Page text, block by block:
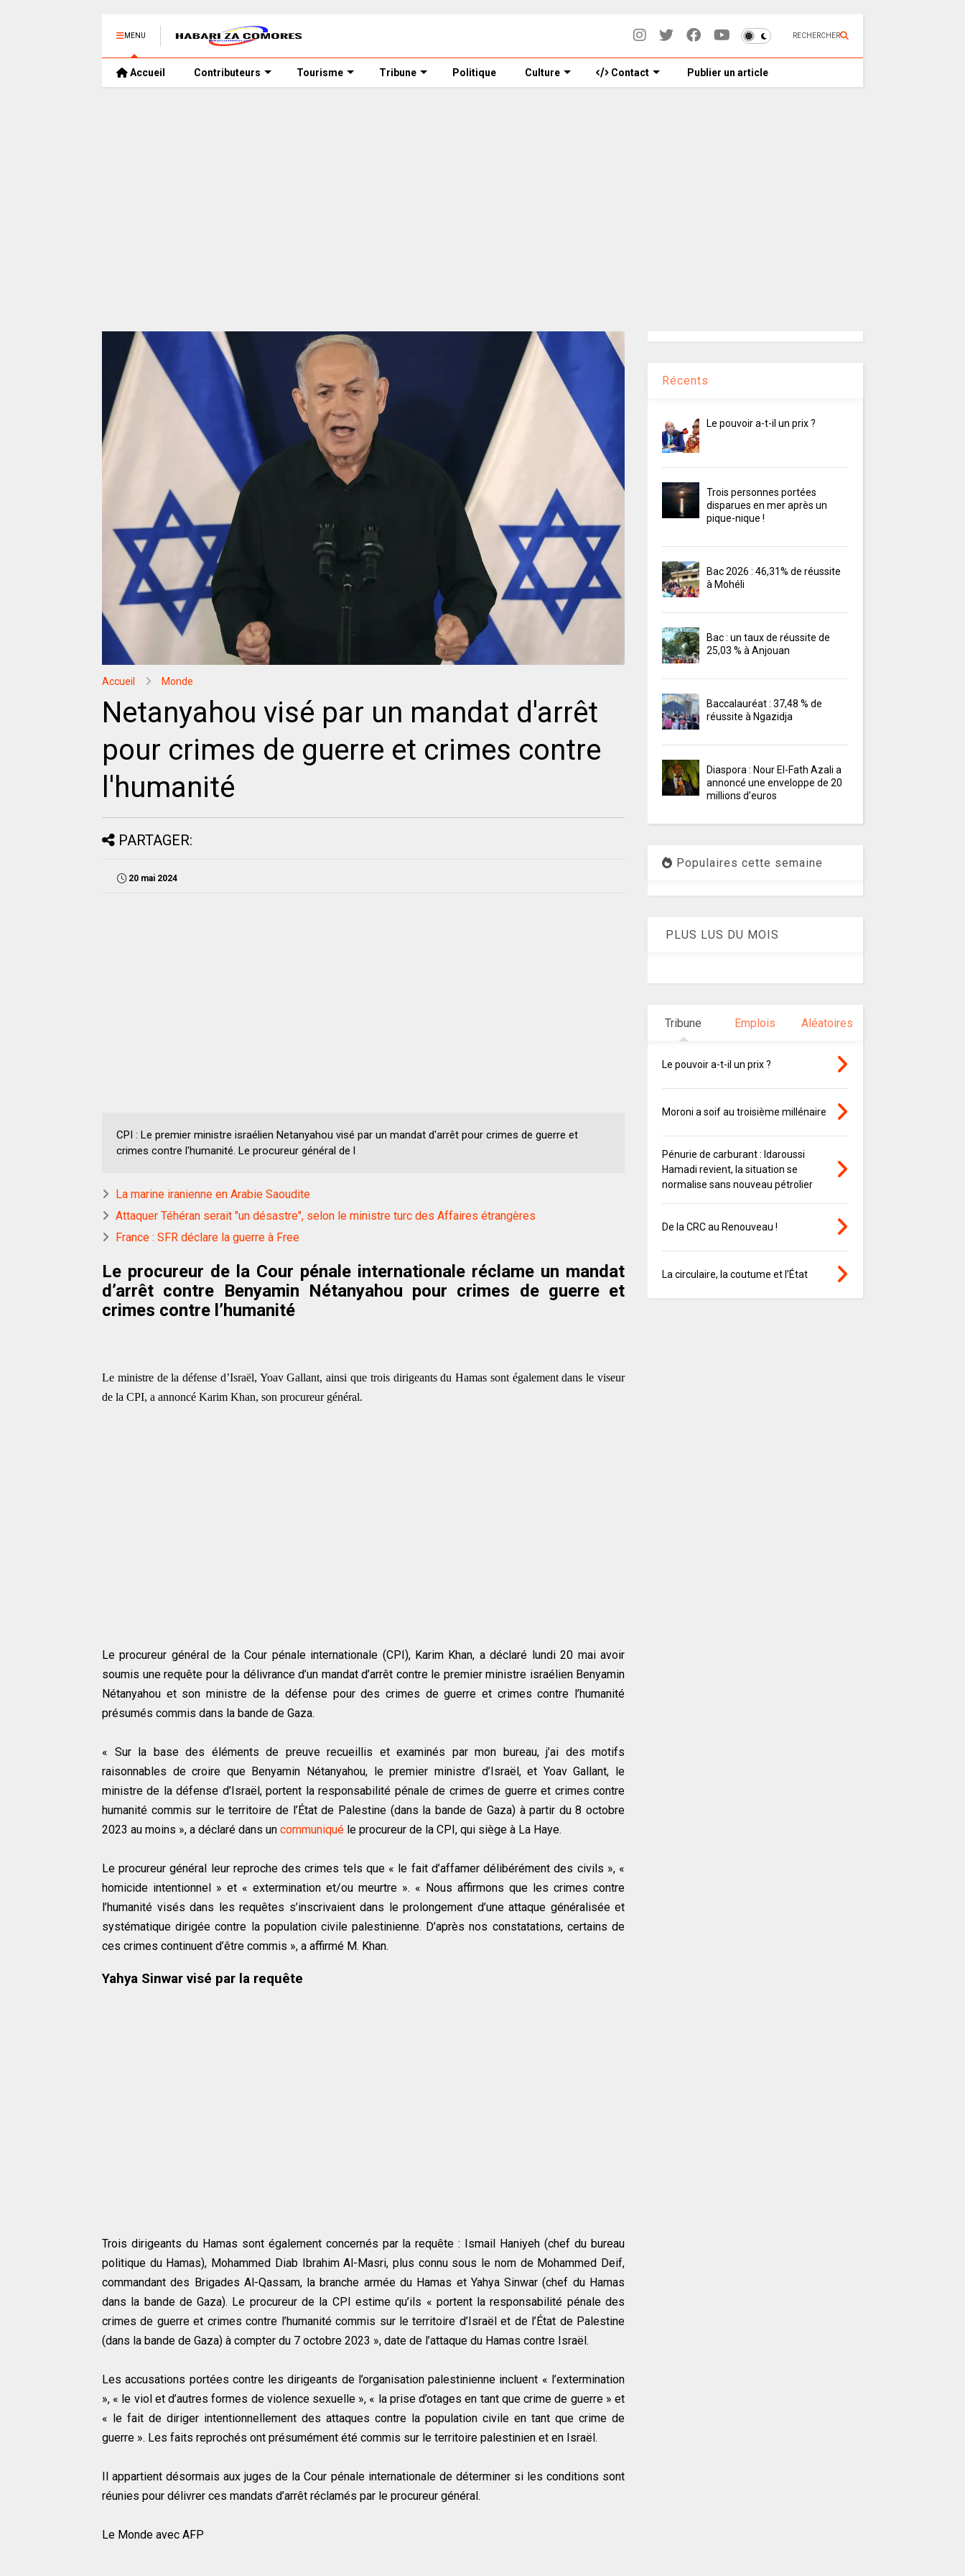
MENU RECHERCHER
Accueil Contributeurs Tourisme Tribune Politique Culture Contact Publier un article
Accueil Monde
Netanyahou visé par un mandat d'arrêt
pour crimes de guerre et crimes contre
l'humanité
PARTAGER:
20 mai 2024
CPI : Le premier ministre israélien Netanyahou visé par un mandat d'arrêt pour crimes de guerre et
crimes contre l'humanité. Le procureur général de l
La marine iranienne en Arabie Saoudite
Attaquer Téhéran serait "un désastre", selon le ministre turc des Affaires étrangères
France : SFR déclare la guerre à Free
Le procureur de la Cour pénale internationale réclame un mandat
d’arrêt contre Benyamin Nétanyahou pour crimes de guerre et
crimes contre l’humanité
Le ministre de la défense d’Israël, Yoav Gallant, ainsi que trois dirigeants du Hamas sont également dans le viseur
de la CPI, a annoncé Karim Khan, son procureur général.
Le procureur général de la Cour pénale internationale (CPI), Karim Khan, a déclaré lundi 20 mai avoir
soumis une requête pour la délivrance d’un mandat d’arrêt contre le premier ministre israélien Benyamin
Nétanyahou et son ministre de la défense pour des crimes de guerre et crimes contre l’humanité
présumés commis dans la bande de Gaza.
« Sur la base des éléments de preuve recueillis et examinés par mon bureau, j’ai des motifs
raisonnables de croire que Benyamin Nétanyahou, le premier ministre d’Israël, et Yoav Gallant, le
ministre de la défense d’Israël, portent la responsabilité pénale de crimes de guerre et crimes contre
humanité commis sur le territoire de l’État de Palestine (dans la bande de Gaza) à partir du 8 octobre
2023 au moins », a déclaré dans un communiqué le procureur de la CPI, qui siège à La Haye.
Le procureur général leur reproche des crimes tels que « le fait d’affamer délibérément des civils », «
homicide intentionnel » et « extermination et/ou meurtre ». « Nous affirmons que les crimes contre
l’humanité visés dans les requêtes s’inscrivaient dans le prolongement d’une attaque généralisée et
systématique dirigée contre la population civile palestinienne. D’après nos constatations, certains de
ces crimes continuent d’être commis », a affirmé M. Khan.
Yahya Sinwar visé par la requête
Trois dirigeants du Hamas sont également concernés par la requête : Ismail Haniyeh (chef du bureau
politique du Hamas), Mohammed Diab Ibrahim Al-Masri, plus connu sous le nom de Mohammed Deif,
commandant des Brigades Al-Qassam, la branche armée du Hamas et Yahya Sinwar (chef du Hamas
dans la bande de Gaza). Le procureur de la CPI estime qu’ils « portent la responsabilité pénale des
crimes de guerre et crimes contre l’humanité commis sur le territoire d’Israël et de l’État de Palestine
(dans la bande de Gaza) à compter du 7 octobre 2023 », date de l’attaque du Hamas contre Israël.
Les accusations portées contre les dirigeants de l’organisation palestinienne incluent « l’extermination
», « le viol et d’autres formes de violence sexuelle », « la prise d’otages en tant que crime de guerre » et
« le fait de diriger intentionnellement des attaques contre la population civile en tant que crime de
guerre ». Les faits reprochés ont présumément été commis sur le territoire palestinien et en Israël.
Il appartient désormais aux juges de la Cour pénale internationale de déterminer si les conditions sont
réunies pour délivrer ces mandats d’arrêt réclamés par le procureur général.
Le Monde avec AFP
Récents
Le pouvoir a-t-il un prix ?
Trois personnes portées
disparues en mer après un
pique-nique !
Bac 2026 : 46,31% de réussite
à Mohéli
Bac : un taux de réussite de
25,03 % à Anjouan
Baccalauréat : 37,48 % de
réussite à Ngazidja
Diaspora : Nour El-Fath Azali a
annoncé une enveloppe de 20
millions d’euros
Populaires cette semaine
PLUS LUS DU MOIS
Tribune Emplois Aléatoires
Le pouvoir a-t-il un prix ?
Moroni a soif au troisième millénaire
Pénurie de carburant : Idaroussi
Hamadi revient, la situation se
normalise sans nouveau pétrolier
De la CRC au Renouveau !
La circulaire, la coutume et l’État